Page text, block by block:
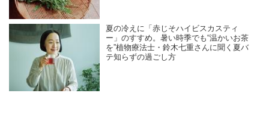
夏の冷えに「赤じそハイビスカスティ
ー」のすすめ。暑い時季でも“温かいお茶
を”植物療法士・鈴木七重さんに聞く夏バ
テ知らずの過ごし方